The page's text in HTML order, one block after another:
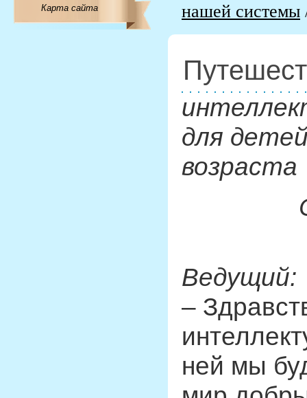
Карта сайта
нашей системы
для
возраста
Ведущий:
–
ней мы